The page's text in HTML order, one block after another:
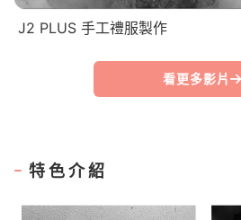
J2 PLUS 手工禮服製作
看更多影片
特色介紹